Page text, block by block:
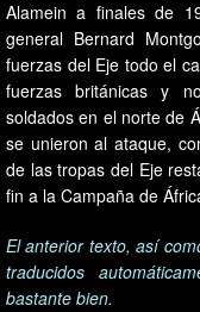
Alamein a finales de
general Bernard
fuerzas del Eje todo el
fuerzas británicas y
soldados en el norte de
se unieron al ataque,
de las tropas del Eje
fin a la Campaña de
El anterior texto, así
traducidos
bastante bien.